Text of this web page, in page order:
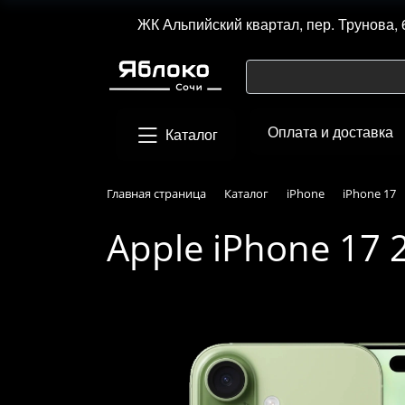
ЖК Альпийский квартал, пер. Трунова,
Каталог Оплата и доставка
Главная страница Каталог iPhone iPhone 17
Apple iPhone 17